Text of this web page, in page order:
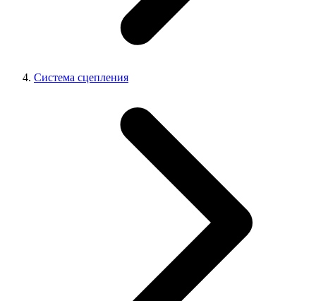
Система сцепления